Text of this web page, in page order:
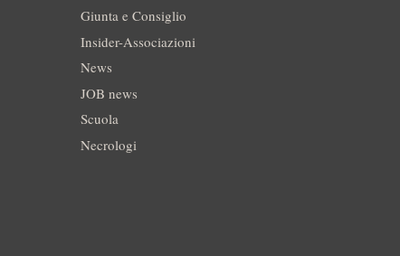
Giunta e Consiglio
Insider-Associazioni
News
JOB news
Scuola
Necrologi